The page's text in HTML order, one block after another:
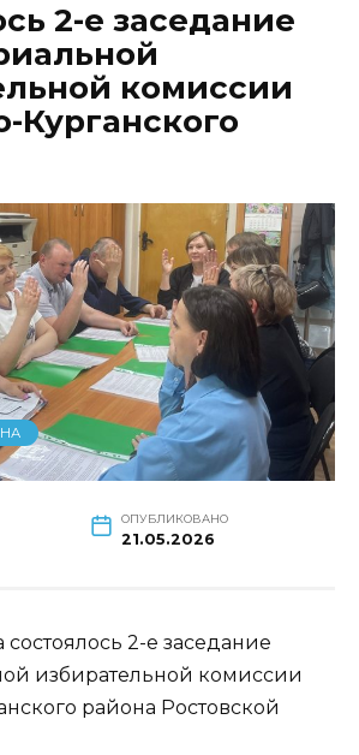
2-е заседание
комиссии
Курганского
ОПУБЛИКОВАНО
21.05.2026
состоялось 2-е заседание
избирательной комиссии
района Ростовской